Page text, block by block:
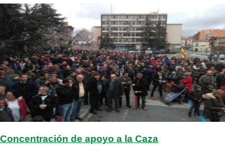
Concentración de apoyo a la Caza